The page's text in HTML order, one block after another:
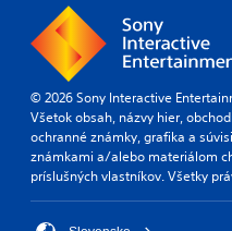
© 2026 Sony Interactive
Všetok obsah, názvy hier,
ochranné známky, grafika a
známkami a/alebo materiálom
príslušných vlastníkov. Všetky